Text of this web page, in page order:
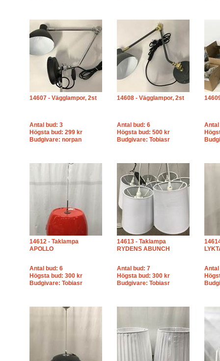
14607 - Vägglampor, 2st
Antal bud: 3
Högsta bud: 299 kr
Budgivare: norpan
14608 - Vägglampor, 2st
Antal bud: 6
Högsta bud: 500 kr
Budgivare: Tobiasr
Antal
14612 - Taklampa
APOLLO
Antal bud: 6
Högsta bud: 300 kr
Budgivare: Tobiasr
14613 - Taklampa
RYDENS ABUNCH
Antal bud: 7
Högsta bud: 300 kr
Budgivare: Tobiasr
Antal